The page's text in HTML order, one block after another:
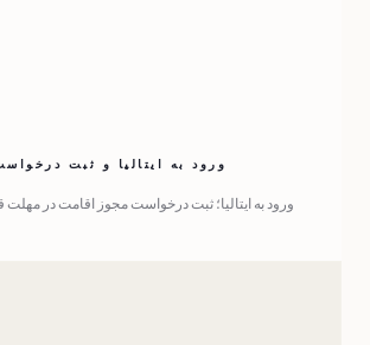
ورود به ایتالیا و ثبت
ورود به ایتالیا؛ ثبت درخواست مجوز اقامت در مهلت